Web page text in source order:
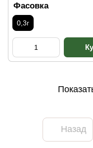
Фасовка
0,3г
Назад